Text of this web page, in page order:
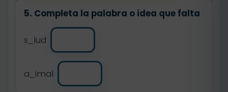
5. Completa la palabra o idea que falta
s_lud
a_imal